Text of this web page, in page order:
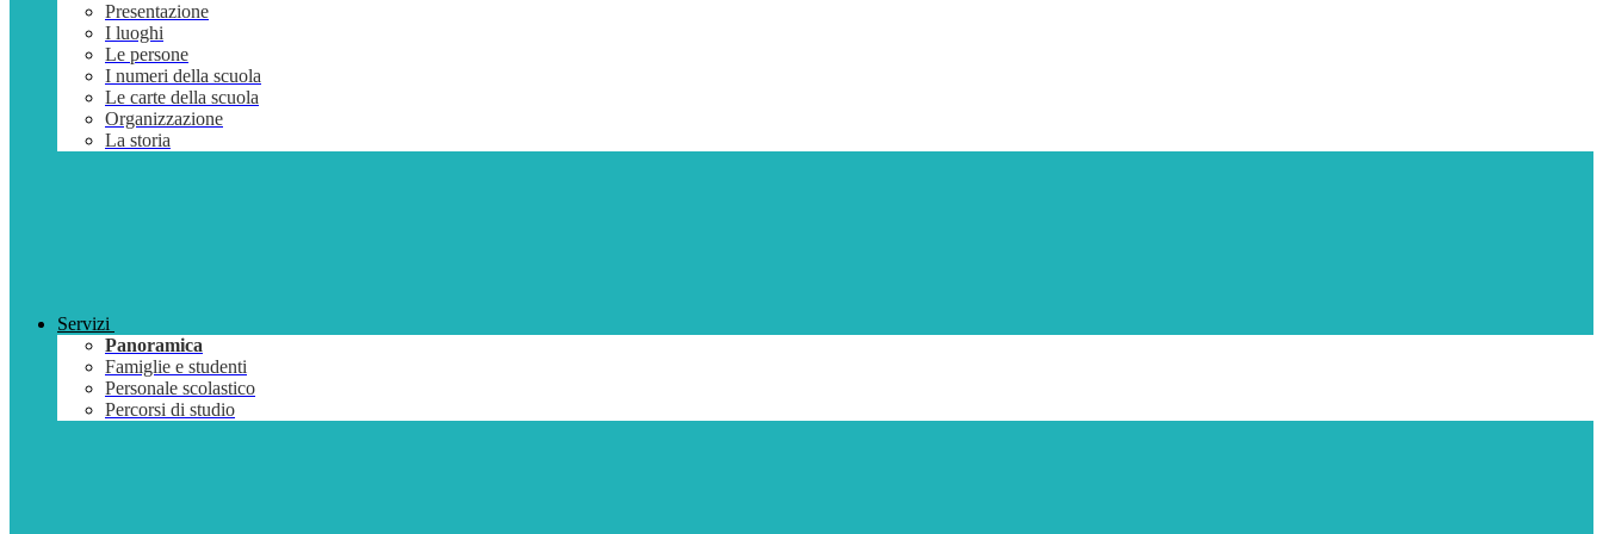
Presentazione
I luoghi
Le persone
I numeri della scuola
Le carte della scuola
Organizzazione
La storia
Servizi
Panoramica
Famiglie e studenti
Personale scolastico
Percorsi di studio